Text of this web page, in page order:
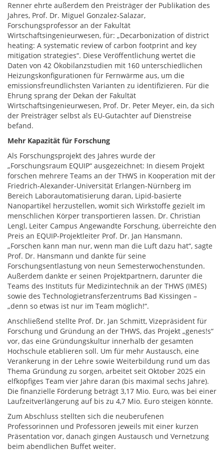
Renner ehrte außerdem den Preisträger der Publikation des
Jahres, Prof. Dr. Miguel Gonzalez-Salazar,
Forschungsprofessor an der Fakultät
Wirtschaftsingenieurwesen, für: „Decarbonization of district
heating: A systematic review of carbon footprint and key
mitigation strategies“. Diese Veröffentlichung wertet die
Daten von 42 Ökobilanzstudien mit 160 unterschiedlichen
Heizungskonfigurationen für Fernwärme aus, um die
emissionsfreundlichsten Varianten zu identifizieren. Für die
Ehrung sprang der Dekan der Fakultät
Wirtschaftsingenieurwesen, Prof. Dr. Peter Meyer, ein, da sich
der Preisträger selbst als EU-Gutachter auf Dienstreise
befand.
Mehr Kapazität für Forschung
Als Forschungsprojekt des Jahres wurde der
„Forschungsraum EQUIP“ ausgezeichnet: In diesem Projekt
forschen mehrere Teams an der THWS in Kooperation mit der
Friedrich-Alexander-Universität Erlangen-Nürnberg im
Bereich Laborautomatisierung daran, Lipid-basierte
Nanopartikel herzustellen, womit sich Wirkstoffe gezielt im
menschlichen Körper transportieren lassen. Dr. Christian
Lengl, Leiter Campus Angewandte Forschung, überreichte den
Preis an EQUIP-Projektleiter Prof. Dr. Jan Hansmann.
„Forschen kann man nur, wenn man die Luft dazu hat“, sagte
Prof. Dr. Hansmann und dankte für seine
Forschungsentlastung von neun Semesterwochenstunden.
Außerdem dankte er seinen Projektpartnern, darunter die
Teams des Instituts für Medizintechnik an der THWS (IMES)
sowie des Technologietransferzentrums Bad Kissingen –
„denn so etwas ist nur im Team möglich!“.
Anschließend stellte Prof. Dr. Jan Schmitt, Vizepräsident für
Forschung und Gründung an der THWS, das Projekt „genes!s“
vor, das eine Gründungskultur innerhalb der gesamten
Hochschule etablieren soll. Um für mehr Austausch, eine
Verankerung in der Lehre sowie Weiterbildung rund um das
Thema Gründung zu sorgen, arbeitet seit Oktober 2025 ein
elfköpfiges Team vier Jahre daran (bis maximal sechs Jahre).
Die finanzielle Förderung beträgt 3,17 Mio. Euro, was bei einer
Laufzeitverlängerung auf bis zu 4,7 Mio. Euro steigen könnte.
Zum Abschluss stellten sich die neuberufenen
Professorinnen und Professoren jeweils mit einer kurzen
Präsentation vor, danach gingen Austausch und Vernetzung
beim abendlichen Buffet weiter.